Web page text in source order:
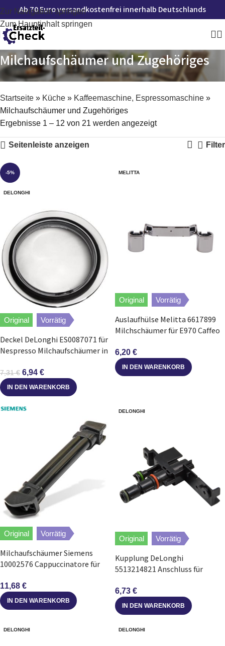
Zur Navigation springen
Zum Hauptinhalt springen
Ab 70 Euro versandkostenfrei innerhalb Deutschlands
Milchaufschäumer und Zugehöriges
Startseite » Küche » Kaffeemaschine, Espressomaschine »
Milchaufschäumer und Zugehöriges
Ergebnisse 1 – 12 von 21 werden angezeigt
Seitenleiste anzeigen Filter
-5%
DELONGHI
Original Vorrätig
Deckel DeLonghi ES0087071 für
Nespresso Milchaufschäumer in
7,31€ 6,94 €
IN DEN WARENKORB
MELITTA
Original Vorrätig
Auslaufhülse Melitta 6617899
Milchschäumer für E970 Caffeo
6,20 €
IN DEN WARENKORB
Original Vorrätig
Milchaufschäumer Siemens
10002576 Cappuccinatore für
11,68 €
IN DEN WARENKORB
DELONGHI
Original Vorrätig
Kupplung DeLonghi
5513214821 Anschluss für
Kaffeemaschine
6,73 €
IN DEN WARENKORB
DELONGHI DELONGHI